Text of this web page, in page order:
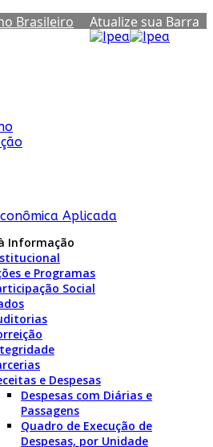
Brasileiro
Atualize sua Barra
Aplicada
Informação
e Programas
Social
e Despesas
Despesas com Diárias e
Passagens
Quadro de Execução de
Despesas, por Unidade